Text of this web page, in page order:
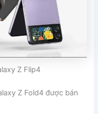
Z Flip4
Z Fold4 được bán